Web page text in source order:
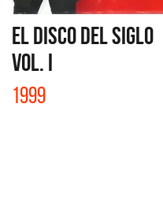
EL DISCO DEL SIGLO
VOL. I
1999